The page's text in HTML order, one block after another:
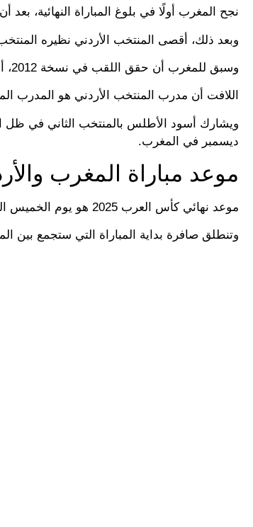
نجح المغرب أولًا في بلوغ المباراة النهائية،
وبعد ذلك، أقصى المنتخب الأردني نظيره
وسبق للمغرب أن حقق اللقب في نسخة 2012، أما الأردن فلم تظفر أبدًا بهذا اللقب.
اللافت أن مدرب المنتخب الأردني هو المدرب
ديسمبر في المغرب.
موعد مباراة المغرب
موعد نهائي كأس العرب 2025 هو يوم الخميس الموافق 18 ديسمبر 2025 على ملعب لوسيل في مدينة لوسيل القطرية.
وتنطلق صافرة بداية المباراة التي ستجمع بين